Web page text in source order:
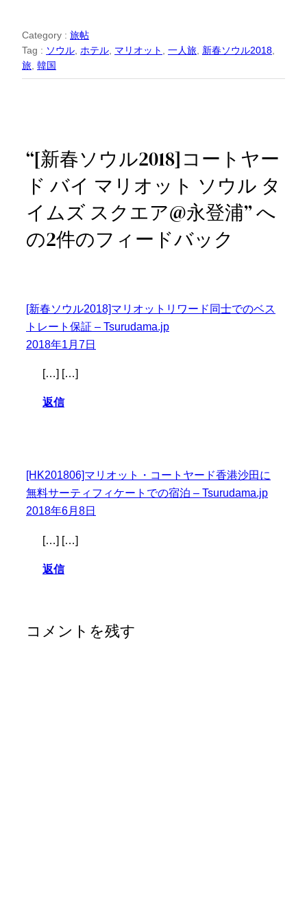
Category : 旅帖
Tag : ソウル ホテル マリオット 一人旅 新春ソウル2018
旅 韓国
“[新春ソウル2018]コートヤー
ド バイ マリオット ソウル タ
イムズ スクエア@永登浦” へ
の2件のフィードバック
[新春ソウル2018]マリオットリワード同士でのベス
トレート保証 – Tsurudama.jp
2018年1月7日
[…] […]
返信
[HK201806]マリオット・コートヤード香港沙田に
無料サーティフィケートでの宿泊 – Tsurudama.jp
2018年6月8日
[…] […]
返信
コメントを残す